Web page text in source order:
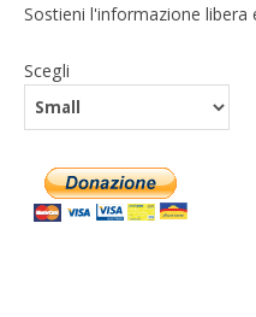
Sostieni l'informazione libera
Scegli